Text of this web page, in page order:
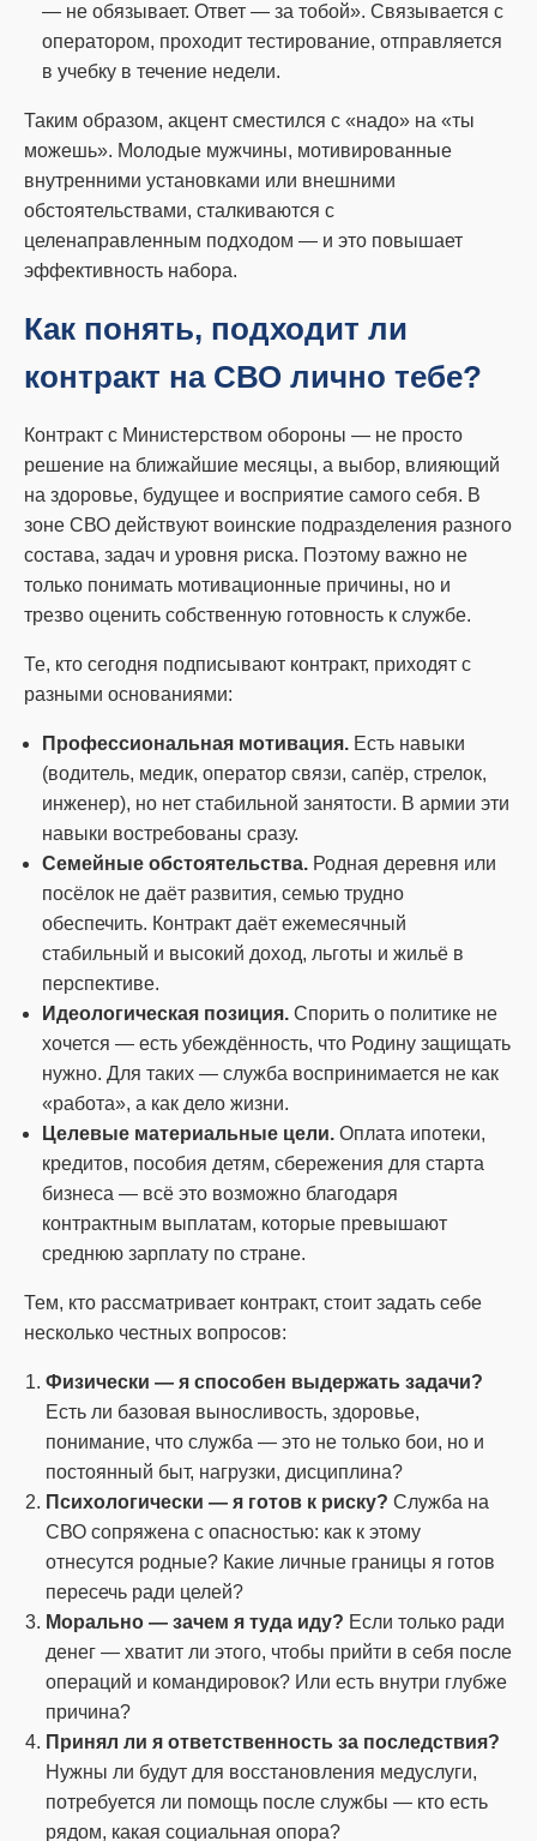
— не обязывает. Ответ — за тобой». Связывается с
оператором, проходит тестирование, отправляется
в учебку в течение недели.
Таким образом, акцент сместился с «надо» на «ты
можешь». Молодые мужчины, мотивированные
внутренними установками или внешними
обстоятельствами, сталкиваются с
целенаправленным подходом — и это повышает
эффективность набора.
Как понять, подходит ли
контракт на СВО лично тебе?
Контракт с Министерством обороны — не просто
решение на ближайшие месяцы, а выбор, влияющий
на здоровье, будущее и восприятие самого себя. В
зоне СВО действуют воинские подразделения разного
состава, задач и уровня риска. Поэтому важно не
только понимать мотивационные причины, но и
трезво оценить собственную готовность к службе.
Те, кто сегодня подписывают контракт, приходят с
разными основаниями:
Профессиональная мотивация. Есть навыки
(водитель, медик, оператор связи, сапёр, стрелок,
инженер), но нет стабильной занятости. В армии эти
навыки востребованы сразу.
Семейные обстоятельства. Родная деревня или
посёлок не даёт развития, семью трудно
обеспечить. Контракт даёт ежемесячный
стабильный и высокий доход, льготы и жильё в
перспективе.
Идеологическая позиция. Спорить о политике не
хочется — есть убеждённость, что Родину защищать
нужно. Для таких — служба воспринимается не как
«работа», а как дело жизни.
Целевые материальные цели. Оплата ипотеки,
кредитов, пособия детям, сбережения для старта
бизнеса — всё это возможно благодаря
контрактным выплатам, которые превышают
среднюю зарплату по стране.
Тем, кто рассматривает контракт, стоит задать себе
несколько честных вопросов:
Физически — я способен выдержать задачи?
Есть ли базовая выносливость, здоровье,
понимание, что служба — это не только бои, но и
постоянный быт, нагрузки, дисциплина?
Психологически — я готов к риску? Служба на
СВО сопряжена с опасностью: как к этому
отнесутся родные? Какие личные границы я готов
пересечь ради целей?
Морально — зачем я туда иду? Если только ради
денег — хватит ли этого, чтобы прийти в себя после
операций и командировок? Или есть внутри глубже
причина?
Принял ли я ответственность за последствия?
Нужны ли будут для восстановления медуслуги,
потребуется ли помощь после службы — кто есть
рядом, какая социальная опора?